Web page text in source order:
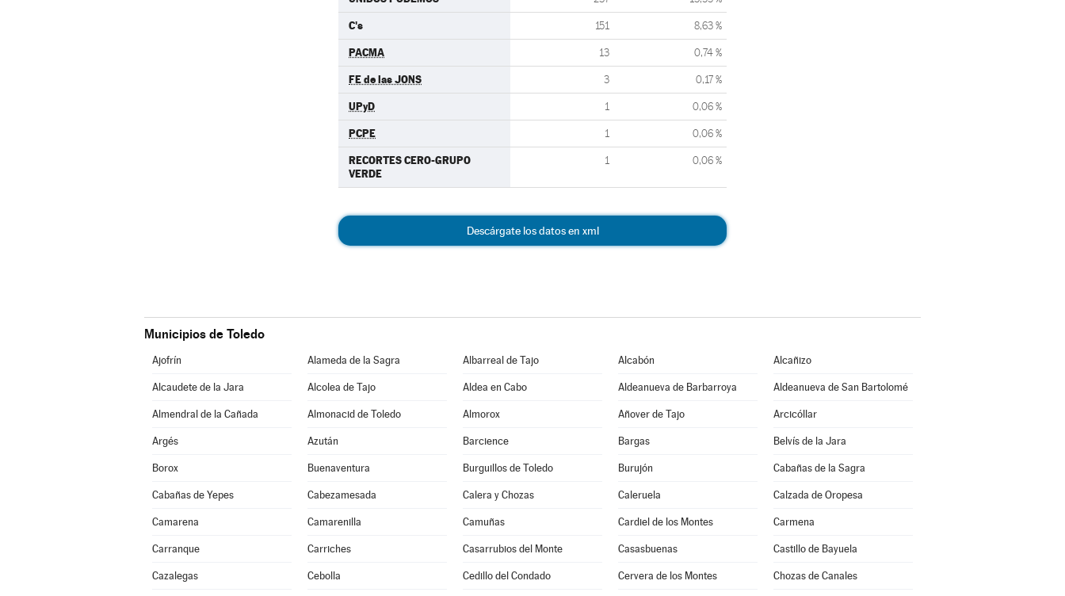
C's 151 8,63 %
PACMA 13 0,74 %
FE de las JONS 3 0,17 %
UPyD 1 0,06 %
PCPE 1 0,06 %
RECORTES CERO-GRUPO
VERDE
1 0,06 %
Descárgate los datos en xml
Municipios de Toledo
Ajofrín Alameda de la Sagra Albarreal de Tajo Alcabón Alcañizo
Alcaudete de la Jara Alcolea de Tajo Aldea en Cabo Aldeanueva de Barbarroya Aldeanueva de San Bartolomé
Almendral de la Cañada Almonacid de Toledo Almorox Añover de Tajo Arcicóllar
Argés Azután Barcience Bargas Belvís de la Jara
Borox Buenaventura Burguillos de Toledo Burujón Cabañas de la Sagra
Cabañas de Yepes Cabezamesada Calera y Chozas Caleruela Calzada de Oropesa
Camarena Camarenilla Camuñas Cardiel de los Montes Carmena
Carranque Carriches Casarrubios del Monte Casasbuenas Castillo de Bayuela
Cazalegas Cebolla Cedillo del Condado Cervera de los Montes Chozas de Canales